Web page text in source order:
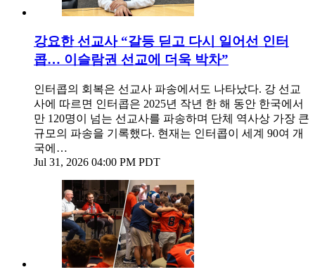
강요한 선교사 “갈등 딛고 다시 일어선 인터
콥… 이슬람권 선교에 더욱 박차”
인터콥의 회복은 선교사 파송에서도 나타났다. 강 선교
사에 따르면 인터콥은 2025년 작년 한 해 동안 한국에서
만 120명이 넘는 선교사를 파송하며 단체 역사상 가장 큰
규모의 파송을 기록했다. 현재는 인터콥이 세계 90여 개
국에…
Jul 31, 2026 04:00 PM PDT